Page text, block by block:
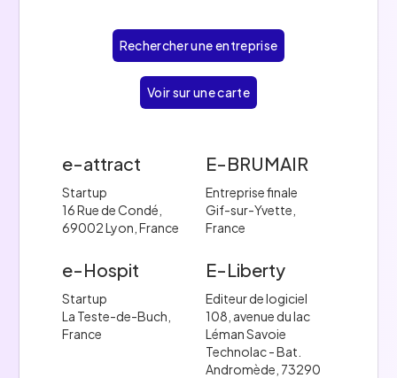
Rechercher une entreprise
Voir sur une carte
e-attract
Startup
16 Rue de Condé,
69002 Lyon, France
E-BRUMAIR
Entreprise finale
Gif-sur-Yvette,
France
e-Hospit
Startup
La Teste-de-Buch,
France
E-Liberty
Editeur de logiciel
108, avenue du lac
Léman Savoie
Technolac - Bat.
Andromède, 73290